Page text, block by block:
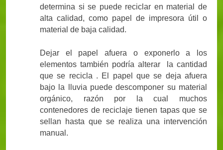
determina si se puede reciclar en material de
alta calidad, como papel de impresora útil o
material de baja calidad.
Dejar el papel afuera o exponerlo a los
elementos también podría alterar la cantidad
que se recicla . El papel que se deja afuera
bajo la lluvia puede descomponer su material
orgánico, razón por la cual muchos
contenedores de reciclaje tienen tapas que se
sellan hasta que se realiza una intervención
manual.